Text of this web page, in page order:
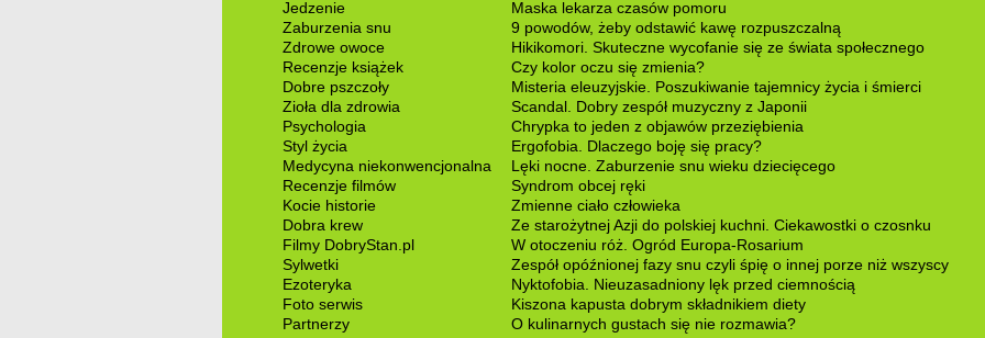
Jedzenie
Zaburzenia snu
Zdrowe owoce
Recenzje książek
Dobre pszczoły
Zioła dla zdrowia
Psychologia
Styl życia
Medycyna niekonwencjonalna
Recenzje filmów
Kocie historie
Dobra krew
Filmy DobryStan.pl
Sylwetki
Ezoteryka
Foto serwis
Partnerzy
Maska lekarza czasów pomoru
9 powodów, żeby odstawić kawę rozpuszczalną
Hikikomori. Skuteczne wycofanie się ze świata społecznego
Czy kolor oczu się zmienia?
Misteria eleuzyjskie. Poszukiwanie tajemnicy życia i śmierci
Scandal. Dobry zespół muzyczny z Japonii
Chrypka to jeden z objawów przeziębienia
Ergofobia. Dlaczego boję się pracy?
Lęki nocne. Zaburzenie snu wieku dziecięcego
Syndrom obcej ręki
Zmienne ciało człowieka
Ze starożytnej Azji do polskiej kuchni. Ciekawostki o czosnku
W otoczeniu róż. Ogród Europa-Rosarium
Zespół opóźnionej fazy snu czyli śpię o innej porze niż wszyscy
Nyktofobia. Nieuzasadniony lęk przed ciemnością
Kiszona kapusta dobrym składnikiem diety
O kulinarnych gustach się nie rozmawia?